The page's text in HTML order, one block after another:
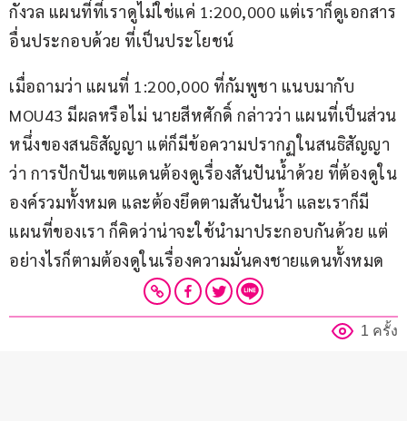
กังวล แผนที่ที่เราดูไม่ใช่แค่ 1:200,000 แต่เราก็ดูเอกสาร
อื่นประกอบด้วย ที่เป็นประโยชน์
เมื่อถามว่า แผนที่ 1:200,000 ที่กัมพูชา แนบมากับ
MOU43 มีผลหรือไม่ นายสีหศักดิ์ กล่าวว่า แผนที่เป็นส่วน
หนึ่งของสนธิสัญญา แต่ก็มีข้อความปรากฏในสนธิสัญญา
ว่า การปักปันเขตแดนต้องดูเรื่องสันปันน้ำด้วย ที่ต้องดูใน
องค์รวมทั้งหมด และต้องยึดตามสันปันน้ำ และเราก็มี
แผนที่ของเรา ก็คิดว่าน่าจะใช้นำมาประกอบกันด้วย แต่
อย่างไรก็ตามต้องดูในเรื่องความมั่นคงชายแดนทั้งหมด
1 ครั้ง